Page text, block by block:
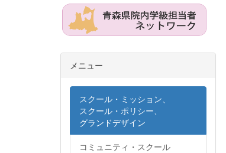
メニュー
スクール・ミッション、
スクール・ポリシー、
グランドデザイン
コミュニティ・スクール